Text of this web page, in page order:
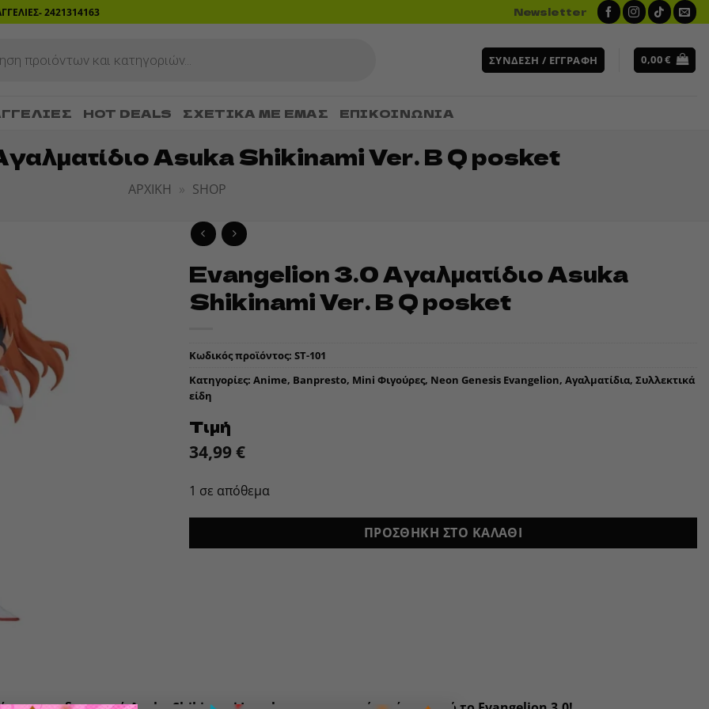
2421314163 Newsletter
ΣΎΝΔΕΣΗ / ΕΓΓΡΑΦΉ 0,00€
HOT DEALS ΣΧΕΤΙΚΆ ΜΕ ΕΜΆΣ ΕΠΙΚΟΙΝΩΝΙΑ
Asuka Shikinami Ver. B Q posket
ΑΡΧΙΚΉ » SHOP
Evangelion 3.0 Αγαλματίδιο Asuka
Shikinami Ver. B Q posket
Κωδικός προϊόντος: ST-101
Κατηγορίες: Anime, Banpresto, Mini Φιγούρες, Neon Genesis Evangelion, Αγαλματίδια, Συλλεκτικά
είδη
Τιμή
34,99€
1 σε απόθεμα
ΠΡΟΣΘΉΚΗ ΣΤΟ ΚΑΛΆΘΙ